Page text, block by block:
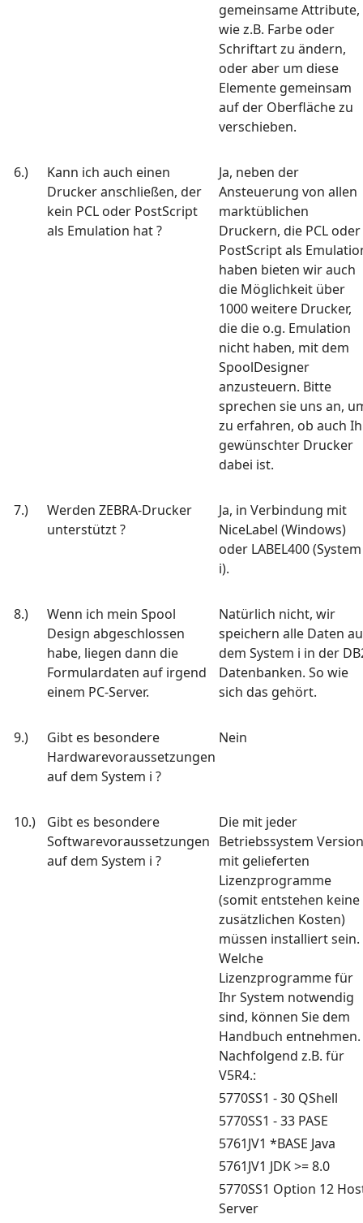
gemeinsame Attribute,
wie z.B. Farbe oder
Schriftart zu ändern,
oder aber um diese
Elemente gemeinsam
auf der Oberfläche zu
verschieben.
6.)
Kann ich auch einen
Drucker anschließen, der
kein PCL oder PostScript
als Emulation hat ?
Ja, neben der
Ansteuerung von allen
marktüblichen
Druckern, die PCL oder
PostScript als
haben bieten wir auch
die Möglichkeit über
1000 weitere Drucker,
die die o.g. Emulation
nicht haben, mit dem
SpoolDesigner
anzusteuern. Bitte
sprechen sie uns an,
zu erfahren, ob auch
gewünschter Drucker
dabei ist.
7.)
Werden ZEBRA-Drucker
unterstützt ?
Ja, in Verbindung mit
NiceLabel (Windows)
oder LABEL400 (System
i).
8.)
Wenn ich mein Spool
Design abgeschlossen
habe, liegen dann die
Formulardaten auf irgend
einem PC-Server.
Natürlich nicht, wir
speichern alle Daten
dem System i in der
Datenbanken. So wie
sich das gehört.
9.)
Gibt es besondere
Hardwarevoraussetzungen
auf dem System i ?
Nein
10.)
Gibt es besondere
Softwarevoraussetzungen
auf dem System i ?
Die mit jeder
Betriebssystem Version
mit gelieferten
Lizenzprogramme
(somit entstehen keine
zusätzlichen Kosten)
müssen installiert sein.
Welche
Lizenzprogramme für
Ihr System notwendig
sind, können Sie dem
Handbuch entnehmen.
Nachfolgend z.B. für
V5R4.:
5770SS1 - 30 QShell
5770SS1 - 33 PASE
5761JV1 *BASE Java
5761JV1 JDK >= 8.0
5770SS1 Option 12
Server